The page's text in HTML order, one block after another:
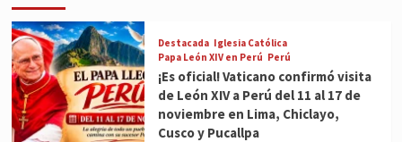
Destacada Iglesia Católica
Papa León XIV en Perú Perú
¡Es oficial! Vaticano confirmó visita
de León XIV a Perú del 11 al 17 de
noviembre en Lima, Chiclayo,
Cusco y Pucallpa